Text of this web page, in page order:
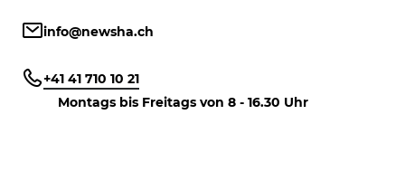
info@newsha.ch
+41 41 710 10 21
Montags bis Freitags von 8 - 16.30 Uhr